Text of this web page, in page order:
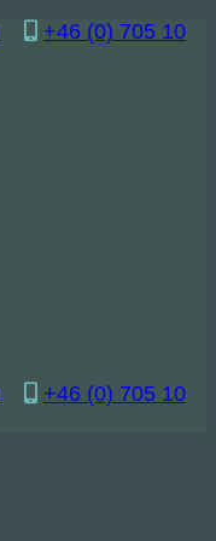
+46 (0) 705 10
+46 (0) 705 10